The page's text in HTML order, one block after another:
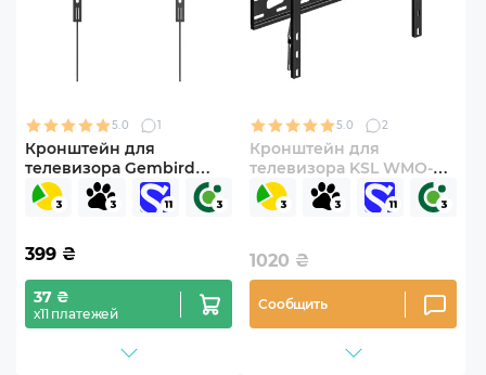
5.0 1
Кронштейн для
телевизора Gembird
WM-75F-02 37"-75"
фиксированный
399 ₴
37 ₴
х11 платежей
5.0 2
Кронштейн для
телевизора KSL WMO-
8260P 40"-82" наклонно-
поворотный
1020 ₴
Сообщить